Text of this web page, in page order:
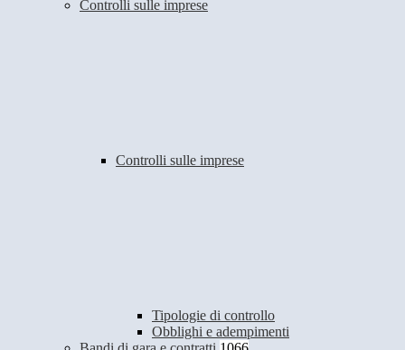
Controlli sulle imprese
Controlli sulle imprese
Tipologie di controllo
Obblighi e adempimenti